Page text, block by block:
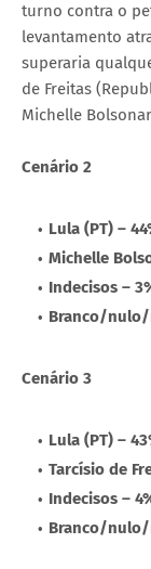
turno contra o
levantamento
superaria
de Freitas
Michelle
Cenário 2
Lula (PT) –
Michelle
Indecisos –
Branco/nulo/
Cenário 3
Lula (PT) –
Tarcísio de
Indecisos –
Branco/nulo/